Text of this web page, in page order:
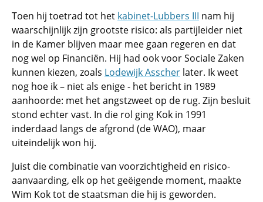
Toen hij toetrad tot het kabinet-Lubbers III nam hij
waarschijnlijk zijn grootste risico: als partijleider niet
in de Kamer blijven maar mee gaan regeren en dat
nog wel op Financiën. Hij had ook voor Sociale Zaken
kunnen kiezen, zoals Lodewijk Asscher later. Ik weet
nog hoe ik – niet als enige - het bericht in 1989
aanhoorde: met het angstzweet op de rug. Zijn besluit
stond echter vast. In die rol ging Kok in 1991
inderdaad langs de afgrond (de WAO), maar
uiteindelijk won hij.
Juist die combinatie van voorzichtigheid en risico-
aanvaarding, elk op het geëigende moment, maakte
Wim Kok tot de staatsman die hij is geworden.